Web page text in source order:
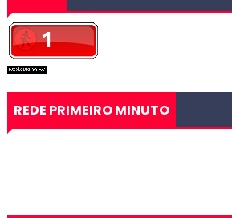
REDE PRIMEIRO MINUTO